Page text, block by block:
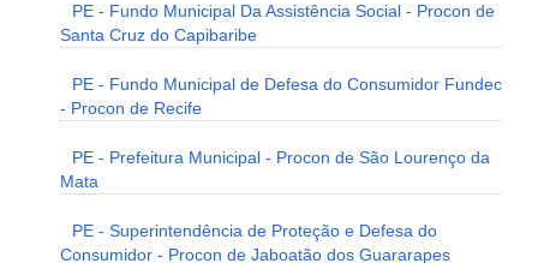
PE - Fundo Municipal Da Assistência Social - Procon de
Santa Cruz do Capibaribe
PE - Fundo Municipal de Defesa do Consumidor Fundec
- Procon de Recife
PE - Prefeitura Municipal - Procon de São Lourenço da
Mata
PE - Superintendência de Proteção e Defesa do
Consumidor - Procon de Jaboatão dos Guararapes